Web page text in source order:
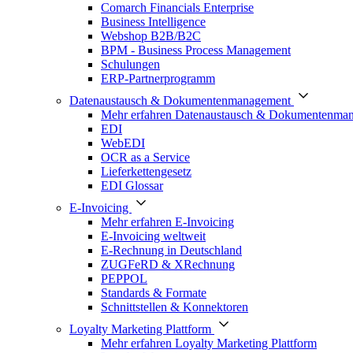
Comarch Financials Enterprise
Business Intelligence
Webshop B2B/B2C
BPM - Business Process Management
Schulungen
ERP-Partnerprogramm
Datenaustausch & Dokumentenmanagement
Mehr erfahren Datenaustausch &
EDI
WebEDI
OCR as a Service
Lieferkettengesetz
EDI Glossar
E-Invoicing
Mehr erfahren E-Invoicing
E-Invoicing weltweit
E-Rechnung in Deutschland
ZUGFeRD & XRechnung
PEPPOL
Standards & Formate
Schnittstellen & Konnektoren
Loyalty Marketing Plattform
Mehr erfahren Loyalty Marketing Plattform